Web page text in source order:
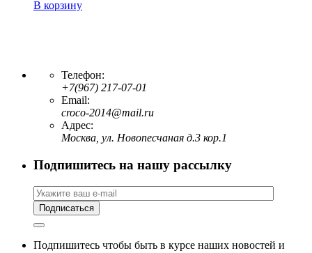
В корзину
Телефон:
+7(967) 217-07-01
Email:
croco-2014@mail.ru
Адрес:
Москва, ул. Новопесчаная д.3 кор.1
Подпишитесь на нашу рассылку
Подпишитесь чтобы быть в курсе наших новостей и